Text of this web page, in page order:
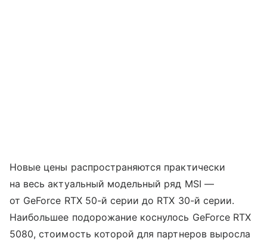
Новые цены распространяются практически
на весь актуальный модельный ряд MSI —
от GeForce RTX 50-й серии до RTX 30-й серии.
Наибольшее подорожание коснулось GeForce RTX
5080, стоимость которой для партнеров выросла